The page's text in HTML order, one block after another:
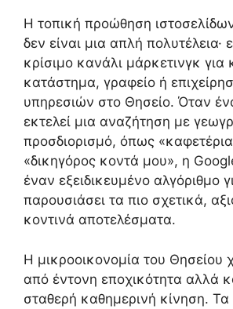
Η τοπική προώθηση
δεν είναι μια απλή πολυτέλεια·
κρίσιμο κανάλι μάρκετινγκ για
κατάστημα, γραφείο ή
υπηρεσιών στο Θησείο. Όταν
εκτελεί μια αναζήτηση με
προσδιορισμό, όπως
«δικηγόρος κοντά μου», η
έναν εξειδικευμένο αλγόριθμο
παρουσιάσει τα πιο σχετικά,
κοντινά αποτελέσματα.
Η μικροοικονομία του Θησείου
από έντονη εποχικότητα αλλά
σταθερή καθημερινή κίνηση. Τα